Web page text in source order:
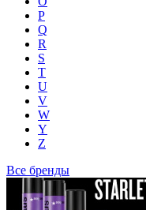
P
Q
R
S
T
U
V
W
Y
Z
Все бренды